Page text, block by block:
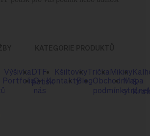
PortfolioO
nás
KontaktyBlogObchodní
podmínky
Mapa
Výšivka DTF
potisk
Kšiltovky Trička Mikiny
&